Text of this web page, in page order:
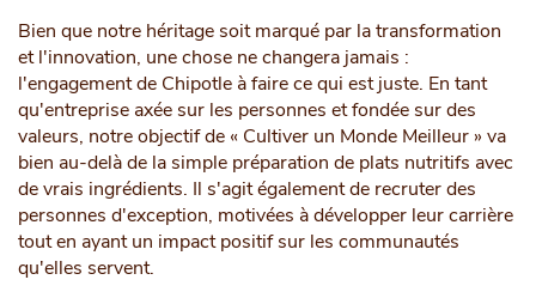
Bien que notre héritage soit marqué par la transformation
et l'innovation, une chose ne changera jamais :
l'engagement de Chipotle à faire ce qui est juste. En tant
qu'entreprise axée sur les personnes et fondée sur des
valeurs, notre objectif de « Cultiver un Monde Meilleur » va
bien au-delà de la simple préparation de plats nutritifs avec
de vrais ingrédients. Il s'agit également de recruter des
personnes d'exception, motivées à développer leur carrière
tout en ayant un impact positif sur les communautés
qu'elles servent.